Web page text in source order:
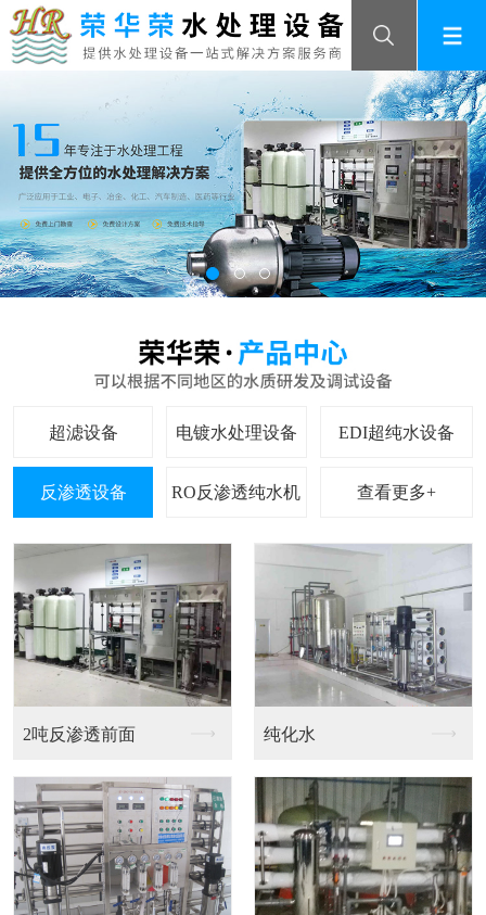
查看更多+
水处理反渗透设备 RO反渗透设备